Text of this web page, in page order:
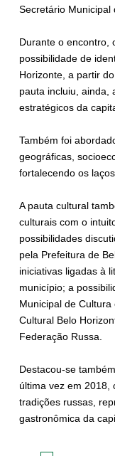
Secretário Municipal
Durante o encontro,
possibilidade de
Horizonte, a partir
pauta incluiu, ainda,
estratégicos da
Também foi
geográficas,
fortalecendo os
A pauta cultural
culturais com o
possibilidades
pela Prefeitura de
iniciativas ligadas à
município; a
Municipal de
Cultural Belo
Federação Russa.
Destacou-se
última vez em 2018,
tradições russas,
gastronômica da